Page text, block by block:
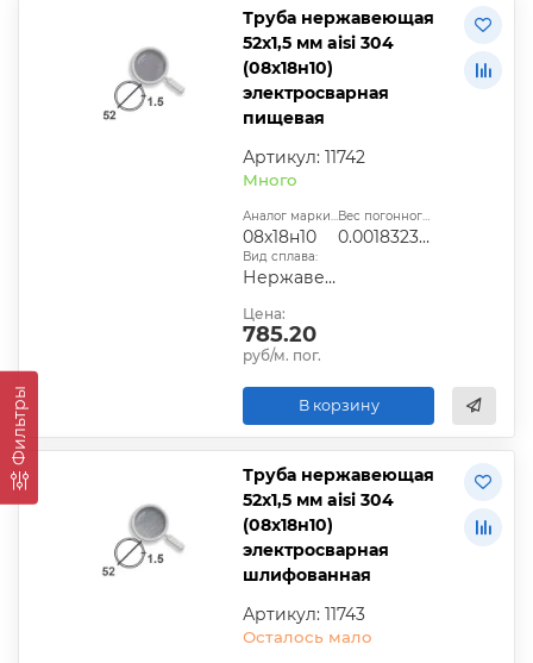
Фильтры
Труба нержавеющая
52х1,5 мм aisi 304
(08х18н10)
электросварная
пищевая
Артикул: 11742
Много
Аналог марки стали:
08х18н10
Вес погонного метра, т.:
0.0018323925
Вид сплава:
Нержавеющая сталь
Цена:
785.20
руб/м. пог.
В корзину
Труба нержавеющая
52х1,5 мм aisi 304
(08х18н10)
электросварная
шлифованная
Артикул: 11743
Осталось мало